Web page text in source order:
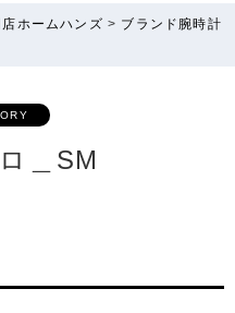
ホームハンズ > ブランド腕時計
＿SM